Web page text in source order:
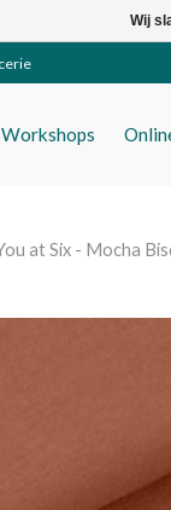
Workshops
at Six - Mocha
Wij